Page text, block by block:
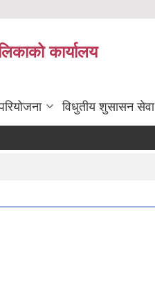
कार्यालय
विधुतीय शुसासन सेवा